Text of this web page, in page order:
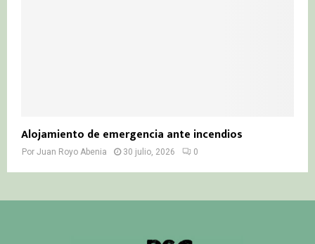
Alojamiento de emergencia ante incendios
Por Juan Royo Abenia 30 julio, 2026 0